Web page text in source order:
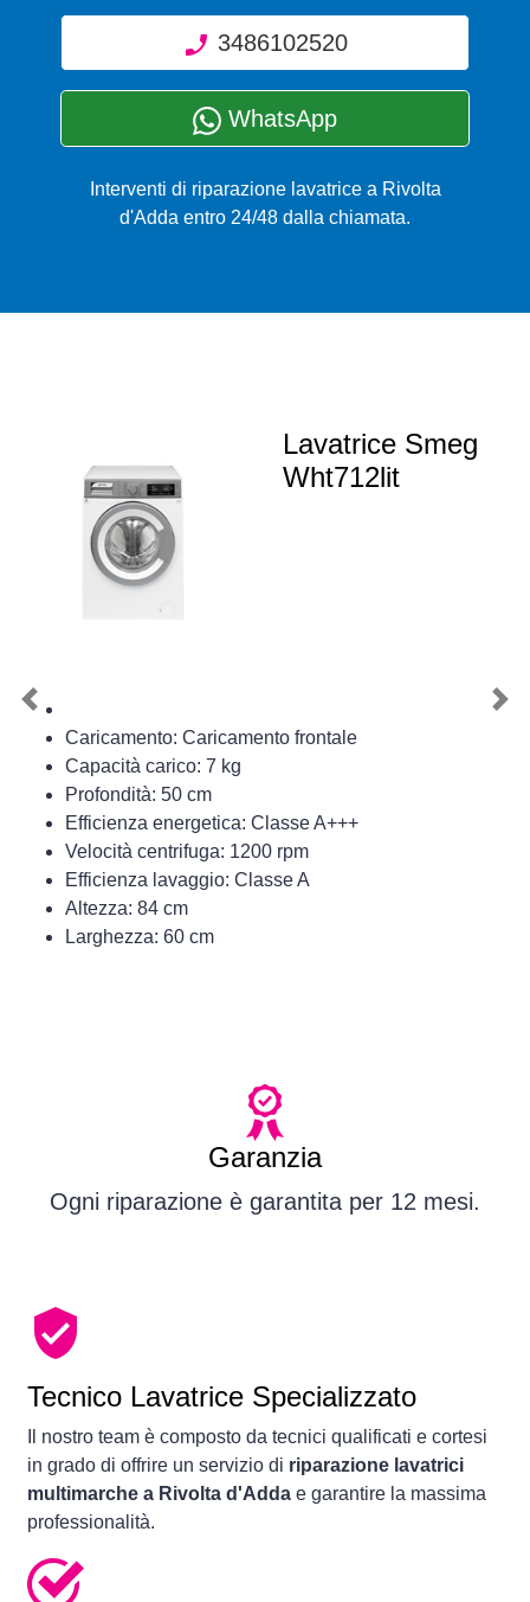
3486102520
WhatsApp
Interventi di riparazione lavatrice a Rivolta
d'Adda entro 24/48 dalla chiamata.
Lavatrice Smeg
Wht712lit
Caricamento: Caricamento frontale
Capacità carico: 7 kg
Profondità: 50 cm
Efficienza energetica: Classe A+++
Velocità centrifuga: 1200 rpm
Efficienza lavaggio: Classe A
Altezza: 84 cm
Larghezza: 60 cm
Previous
Garanzia
Ogni riparazione è garantita per 12 mesi.
Tecnico Lavatrice Specializzato
Il nostro team è composto da tecnici qualificati e cortesi
in grado di offrire un servizio di riparazione lavatrici
multimarche a Rivolta d'Adda e garantire la massima
professionalità.